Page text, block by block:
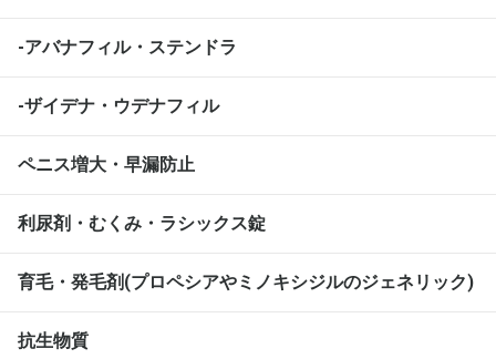
-アバナフィル・ステンドラ
-ザイデナ・ウデナフィル
ペニス増大・早漏防止
利尿剤・むくみ・ラシックス錠
育毛・発毛剤(プロペシアやミノキシジルのジェネリック)
抗生物質